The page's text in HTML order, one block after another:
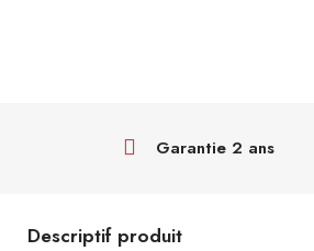
Garantie 2 ans
Descriptif produit